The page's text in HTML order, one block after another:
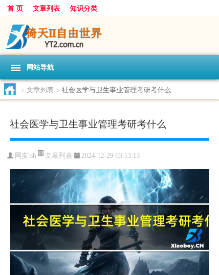
首 页 文章列表 知识分类
网站导航
> 文章列表 > 社会医学与卫生事业管理考研考什么
社会医学与卫生事业管理考研考什么
网友:sh 文章列表 2024-12-29 03:53:13